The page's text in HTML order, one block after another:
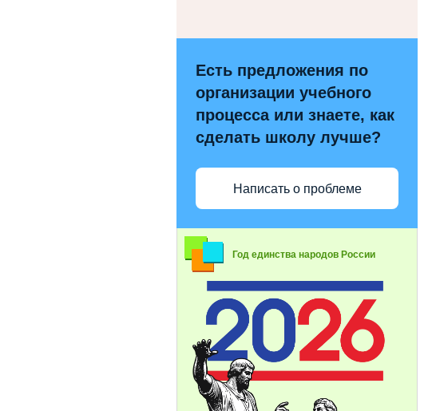
Есть предложения по
организации учебного
процесса или знаете, как
сделать школу лучше?
Написать о проблеме
Год единства народов России